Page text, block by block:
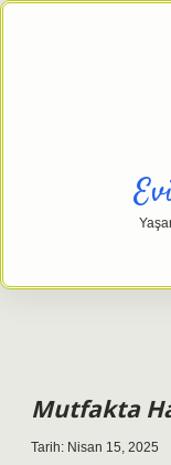
Mutfakta
Tarih: Nisan 15, 2025